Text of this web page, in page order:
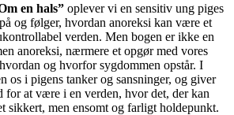
en hals” oplever vi en sensitiv ung piges
og følger, hvordan anoreksi kan være et
verden. Men bogen er ikke en
anoreksi, nærmere et opgør med vores
og hvorfor sygdommen opstår. I
os i pigens tanker og sansninger, og giver
for at være i en verden, hvor det, der kan
sikkert, men ensomt og farligt holdepunkt.